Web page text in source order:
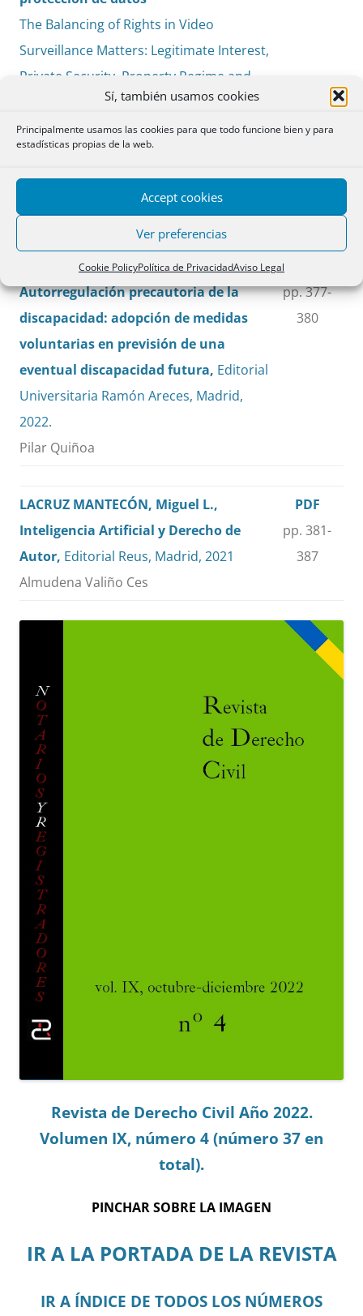
Sí, también usamos cookies
Principalmente usamos las cookies para que todo funcione bien y para
estadísticas propias de la web.
Accept cookies
Ver preferencias
Cookie PolicyPolítica de PrivacidadAviso Legal
The Balancing of Rights in Video
Surveillance Matters: Legitimate Interest,
Private Security, Property Regime and
Data Protection
Mónica Martínez López-Sáez
Varia
MARTÍNEZ CALVO, Javier,
Autorregulación precautoria de la
discapacidad: adopción de medidas
voluntarias en previsión de una
eventual discapacidad futura, Editorial
Universitaria Ramón Areces, Madrid,
2022.
Pilar Quiñoa
pp. 377-
380
LACRUZ MANTECÓN, Miguel L.,
Inteligencia Artificial y Derecho de
Autor, Editorial Reus, Madrid, 2021
Almudena Valiño Ces
PDF
pp. 381-
387
Revista de Derecho Civil Año 2022.
Volumen IX, número 4 (número 37 en
total).
PINCHAR SOBRE LA IMAGEN
IR A LA PORTADA DE LA REVISTA
IR A ÍNDICE DE TODOS LOS NÚMEROS